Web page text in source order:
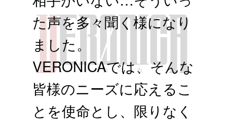
た声を多々聞く様になり
ました。
VERONICAでは、そんな
皆様のニーズに応えるこ
とを使命とし、限りなく